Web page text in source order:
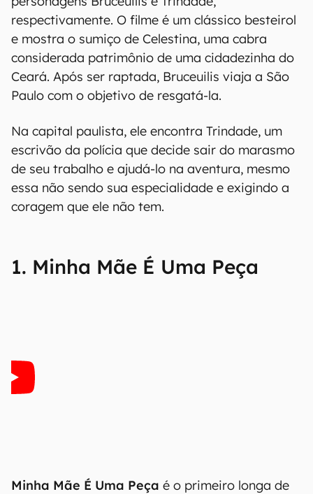
respectivamente. O filme é um clássico besteirol
e mostra o sumiço de Celestina, uma cabra
considerada patrimônio de uma cidadezinha do
Ceará. Após ser raptada, Bruceuilis viaja a São
Paulo com o objetivo de resgatá-la.
Na capital paulista, ele encontra Trindade, um
escrivão da polícia que decide sair do marasmo
de seu trabalho e ajudá-lo na aventura, mesmo
essa não sendo sua especialidade e exigindo a
coragem que ele não tem.
1. Minha Mãe É Uma Peça
Minha Mãe É Uma Peça é o primeiro longa de